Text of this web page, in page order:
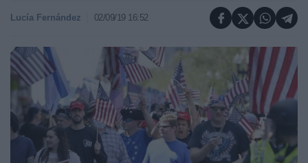
Lucía Fernández 02/09/19 16:52